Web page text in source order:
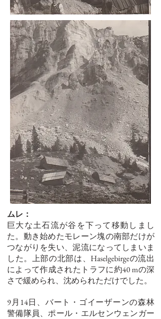
ムレ：
巨大な土石流が谷を下って移動しまし
た。動き始めたモレーン塊の南部だけが
つながりを失い、泥流になってしまいま
した。上部の北部は、Haselgebirgeの流出
によって作成されたトラフに約40 mの深
さで緩められ、沈められただけでした。
9月14日、バート・ゴイーザーンの森林
警備隊員、ポール・エルセンウェンガー